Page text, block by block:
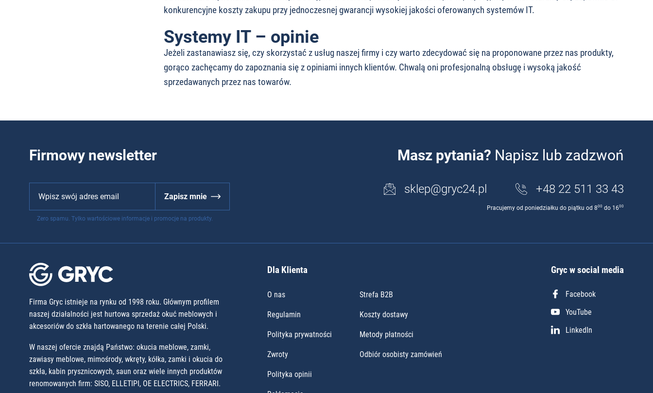
konkurencyjne koszty zakupu przy jednoczesnej gwarancji wysokiej jakości oferowanych systemów IT.
Systemy IT – opinie
Jeżeli zastanawiasz się, czy skorzystać z usług naszej firmy i czy warto zdecydować się na proponowane przez nas produkty,
gorąco zachęcamy do zapoznania się z opiniami innych klientów. Chwalą oni profesjonalną obsługę i wysoką jakość
sprzedawanych przez nas towarów.
Masz pytania? Napisz lub zadzwoń
sklep@gryc24.pl +48 22 511 33 43
Pracujemy od poniedziałku do piątku od 800 do 1600
Firmowy newsletter
Zapisz mnie
Zero spamu. Tylko wartościowe informacje i promocje na produkty.
Firma Gryc istnieje na rynku od 1998 roku. Głównym profilem
naszej działalności jest hurtowa sprzedaż okuć meblowych i
akcesoriów do szkła hartowanego na terenie całej Polski.
W naszej ofercie znajdą Państwo: okucia meblowe, zamki,
zawiasy meblowe, mimośrody, wkręty, kółka, zamki i okucia do
szkła, kabin prysznicowych, saun oraz wiele innych produktów
renomowanych firm: SISO, ELLETIPI, OE ELECTRICS, FERRARI.
Dla Klienta
O nas
Regulamin
Polityka prywatności
Zwroty
Polityka opinii
Strefa B2B
Koszty dostawy
Metody płatności
Odbiór osobisty zamówień
Gryc w social media
Facebook
YouTube
LinkedIn